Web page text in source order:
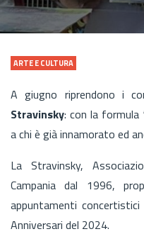
ARTE E CULTURA
A giugno riprendono i
Stravinsky: con la formula
a chi è già innamorato ed
La Stravinsky,
Campania dal 1996,
appuntamenti
Anniversari del 2024.